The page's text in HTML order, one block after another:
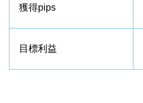
獲得pips
目標利益